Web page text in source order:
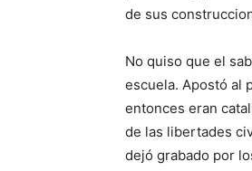
de sus
No quiso que el
escuela. Apostó al
entonces eran
de las libertades
dejó grabado por